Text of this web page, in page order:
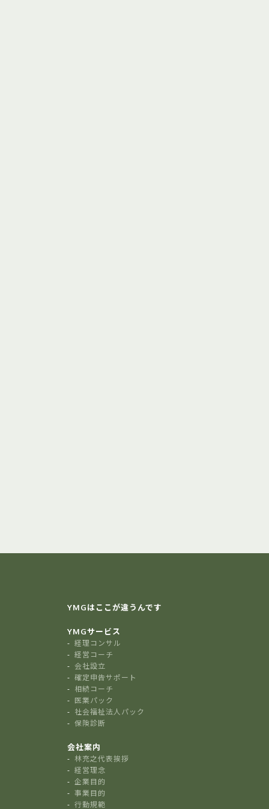
YMGはここが違うんです
YMGサービス
経理コンサル
経営コーチ
会社設立
確定申告サポート
相続コーチ
医業パック
社会福祉法人パック
保険診断
会社案内
林充之代表挨拶
経営理念
企業目的
事業目的
行動規範